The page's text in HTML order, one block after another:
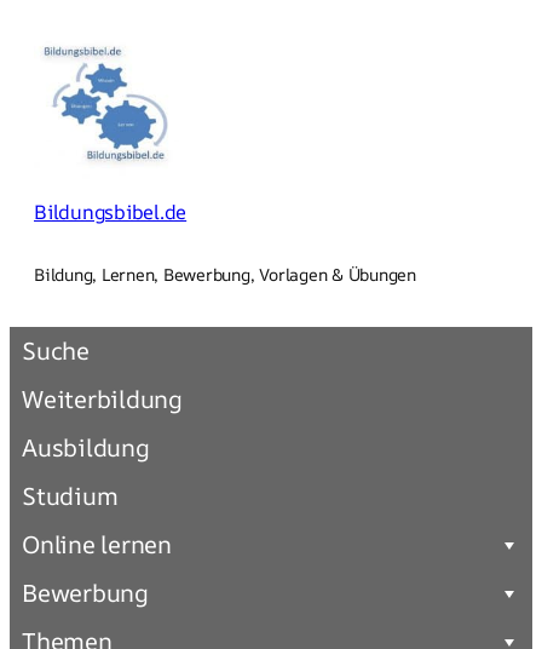
Inhalt
springen
Bildungsbibel.de
Bildung, Lernen, Bewerbung, Vorlagen & Übungen
Suche
Weiterbildung
Ausbildung
Studium
Online lernen
Bewerbung
Themen